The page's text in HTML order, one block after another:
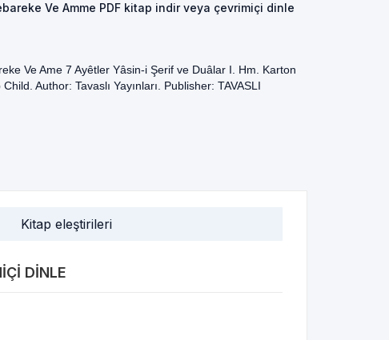
Ve Amme PDF kitap indir veya çevrimiçi dinle
Ve Ame 7 Ayêtler Yâsin-i Şerif ve Duâlar I. Hm. Karton
Author: Tavaslı Yayınları. Publisher: TAVASLI
Kitap eleştirileri
DINLE